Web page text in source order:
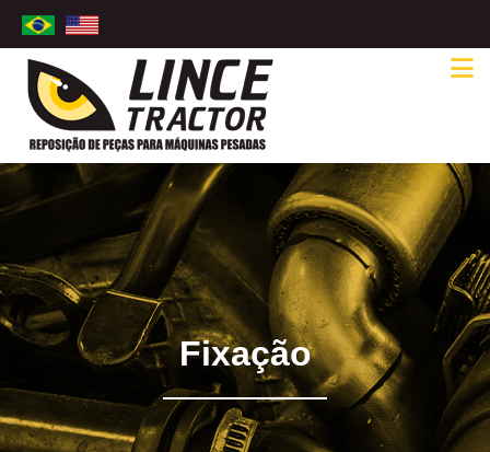
Fixação